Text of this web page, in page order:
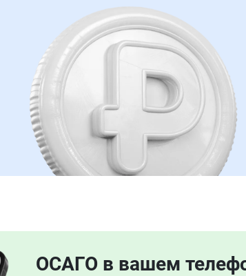
ОСАГО в вашем